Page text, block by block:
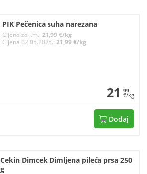
PIK Pečenica suha narezana
Cijena za j.m.: 21,99 €/kg
Cijena 02.05.2025.: 21,99 €/kg
21 99
€/kg
Dodaj
Cekin Dimcek Dimljena pileća prsa 250
g